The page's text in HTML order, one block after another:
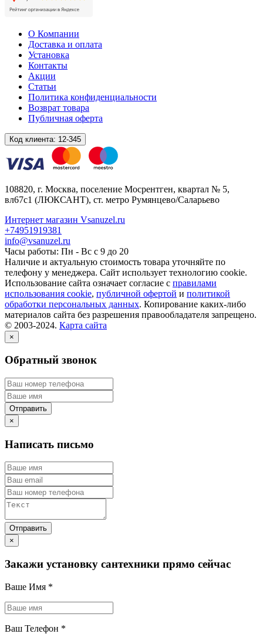
О Компании
Доставка и оплата
Установка
Контакты
Акции
Статьи
Политика конфиденциальности
Возврат товара
Публичная оферта
Код клиента: 12-345
108820, г. Москва, поселение Мосрентген, квартал № 5,
вл67с1 (ЛЮКСАНТ), ст. метро Румянцево/Саларьево
Интернет магазин Vsanuzel.ru
+74951919381
info@vsanuzel.ru
Часы работы: Пн - Вс с 9 до 20
Наличие и актуальную стоимость товара уточняйте по
телефону у менеджера. Сайт использует технологию cookie.
Использование сайта означает согласие с правилами
использования cookie, публичной офертой и политикой
обработки персональных данных. Копирование каких-либо
материалов сайта без разрешения правообладателя запрещено.
© 2003-2024. Карта сайта
×
Обратный звонок
×
Написать письмо
×
Закажи установку сантехники прямо сейчас
Ваше Имя *
Ваш Телефон *